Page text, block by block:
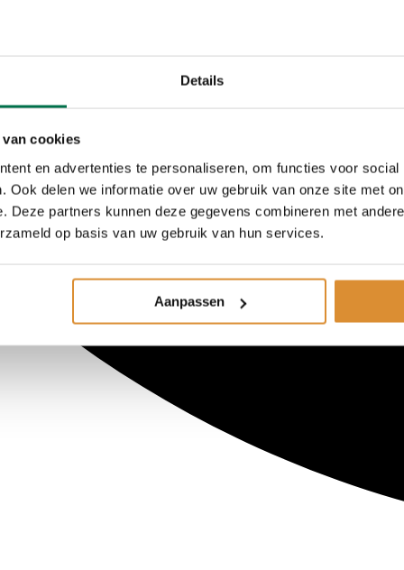
Details
cookies
en advertenties te personaliseren, om functies voor
Ook delen we informatie over uw gebruik van onze site met
Deze partners kunnen deze gegevens combineren met
op basis van uw gebruik van hun services.
Aanpassen